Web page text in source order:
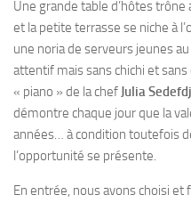
Une grande table d’hôtes
et la petite terrasse se niche à
une noria de serveurs jeunes
attentif mais sans chichi et
« piano » de la chef Julia
démontre chaque jour que la
années… à condition toutefois
l’opportunité se présente.
En entrée, nous avons choisi